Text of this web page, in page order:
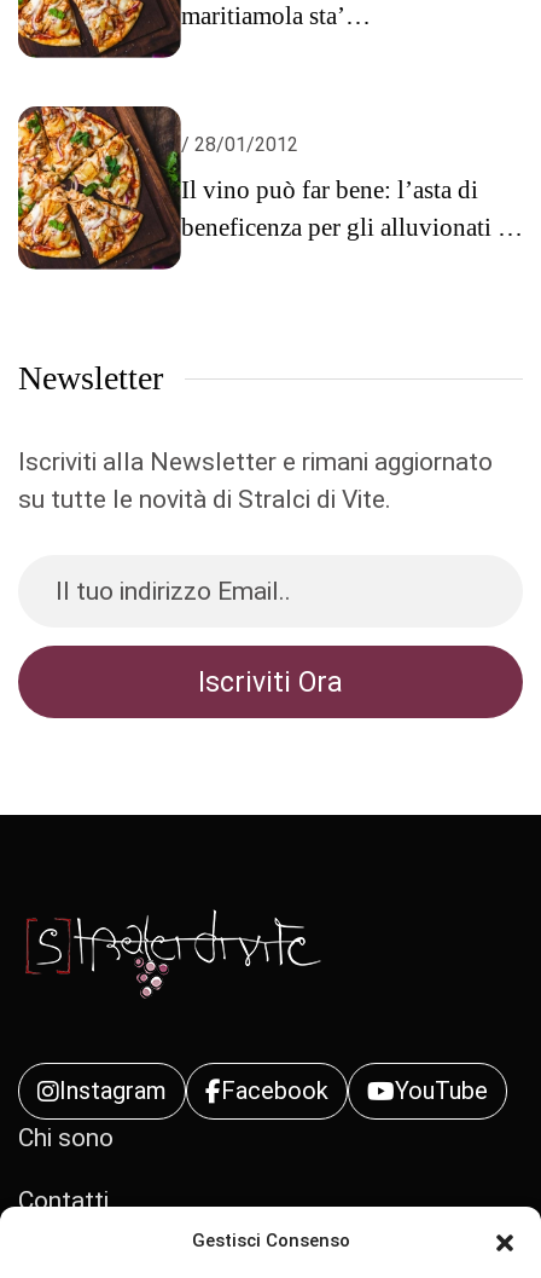
Gestisci Consenso
maritiamola sta’
/ 28/01/2012
Il vino può far bene: l’asta di
beneficenza per gli alluvionati di
Newsletter
Iscriviti alla Newsletter e rimani aggiornato
su tutte le novità di Stralci di Vite.
Instagram Facebook
YouTube
Chi sono
Contatti